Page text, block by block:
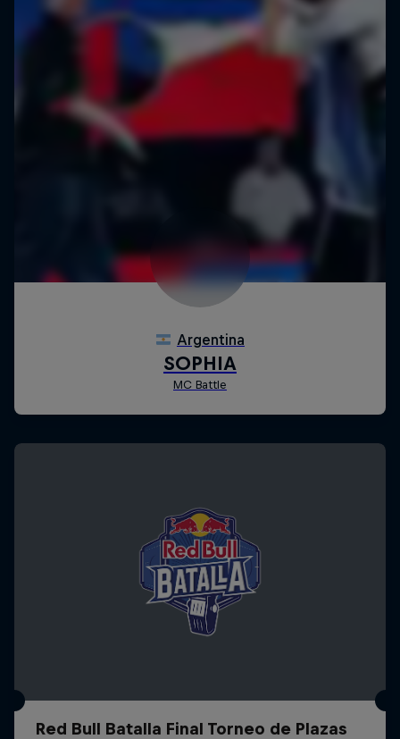
Red Bull Batalla Final Torneo de Plazas